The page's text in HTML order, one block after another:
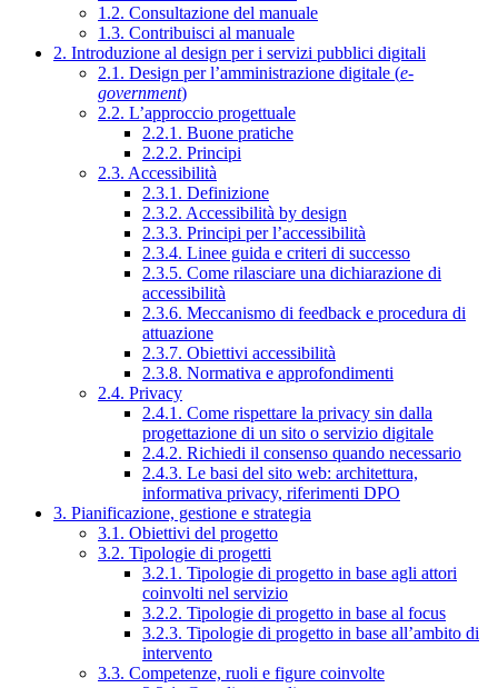
1.2. Consultazione del manuale
1.3. Contribuisci al manuale
2. Introduzione al design per i servizi pubblici digitali
2.1. Design per l’amministrazione digitale (e-
government)
2.2. L’approccio progettuale
2.2.1. Buone pratiche
2.2.2. Principi
2.3. Accessibilità
2.3.1. Definizione
2.3.2. Accessibilità by design
2.3.3. Principi per l’accessibilità
2.3.4. Linee guida e criteri di successo
2.3.5. Come rilasciare una dichiarazione di
accessibilità
2.3.6. Meccanismo di feedback e procedura di
attuazione
2.3.7. Obiettivi accessibilità
2.3.8. Normativa e approfondimenti
2.4. Privacy
2.4.1. Come rispettare la privacy sin dalla
progettazione di un sito o servizio digitale
2.4.2. Richiedi il consenso quando necessario
2.4.3. Le basi del sito web: architettura,
informativa privacy, riferimenti DPO
3. Pianificazione, gestione e strategia
3.1. Obiettivi del progetto
3.2. Tipologie di progetti
3.2.1. Tipologie di progetto in base agli attori
coinvolti nel servizio
3.2.2. Tipologie di progetto in base al focus
3.2.3. Tipologie di progetto in base all’ambito di
intervento
3.3. Competenze, ruoli e figure coinvolte